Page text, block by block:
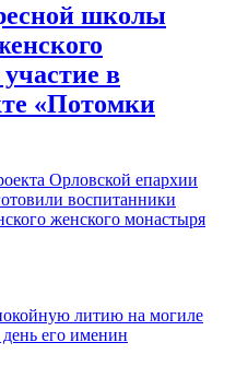
школы
в
«Потомки
Орловской епархии
воспитанники
женского монастыря